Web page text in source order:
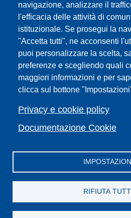
navigazione, analizzare il
l'efficacia delle attività di
istituzionale. Se prosegui la
"Accetta tutti", ne acconsenti
puoi personalizzare la scelta,
preferenze e scegliendo quali
maggiori informazioni e per
clicca sul bottone
Privacy e cookie policy
Documentazione Cookie
RIFIUTA
Sedi
Mappa del sito
Webmaster e redazione
Elenco dei siti tematici
Accessibilità
Feed RSS
Note legali del sito
Privacy policy
Cambia idea sui cookie
Facebook
X YouTubeSpotify